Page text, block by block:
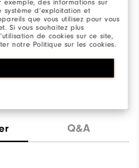
exemple, des informations sur
d’exploitation et
que vous utilisez pour vous
Si vous souhaitez plus
de cookies sur ce site,
notre Politique sur les cookies.
Q&A